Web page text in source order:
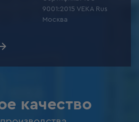
9001:2015 VEKA Rus
Москва
качество